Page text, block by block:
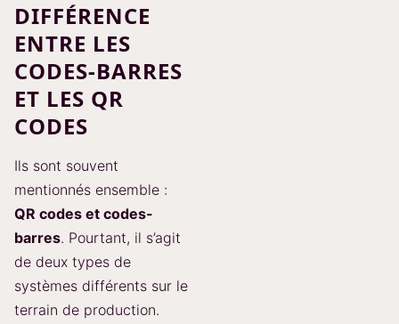
DIFFÉRENCE
ENTRE LES
CODES-BARRES
ET LES QR
CODES
Ils sont souvent
mentionnés ensemble :
QR codes et codes-
barres. Pourtant, il s’agit
de deux types de
systèmes différents sur le
terrain de production.